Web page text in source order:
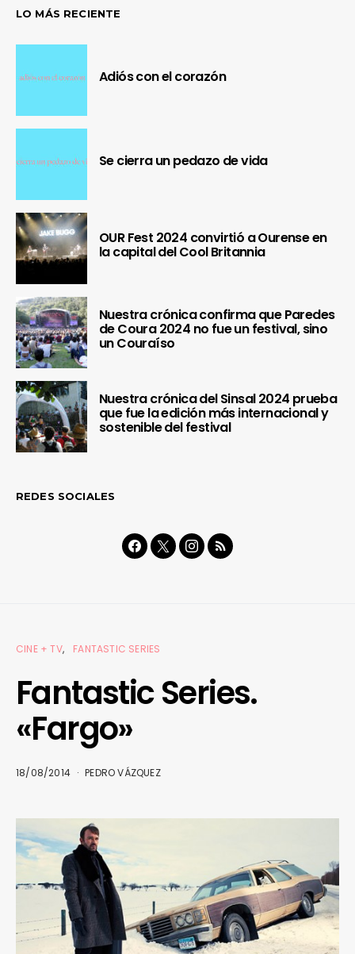
LO MÁS RECIENTE
Adiós con el corazón
Se cierra un pedazo de vida
OUR Fest 2024 convirtió a Ourense en
la capital del Cool Britannia
Nuestra crónica confirma que Paredes
de Coura 2024 no fue un festival, sino
un Couraíso
Nuestra crónica del Sinsal 2024 prueba
que fue la edición más internacional y
sostenible del festival
REDES SOCIALES
CINE + TV FANTASTIC SERIES
Fantastic Series.
«Fargo»
18/08/2014 PEDRO VÁZQUEZ